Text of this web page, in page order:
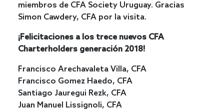
miembros de CFA Society Uruguay. Gracias
Simon Cawdery, CFA por la visita.
¡Felicitaciones a los trece nuevos CFA
Charterholders generación 2018!
Francisco Arechavaleta Villa, CFA
Francisco Gomez Haedo, CFA
Santiago Jauregui Rezk, CFA
Juan Manuel Lissignoli, CFA